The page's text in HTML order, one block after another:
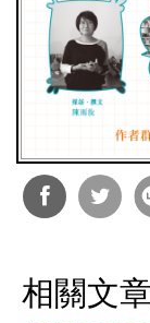
到
到
相關文章